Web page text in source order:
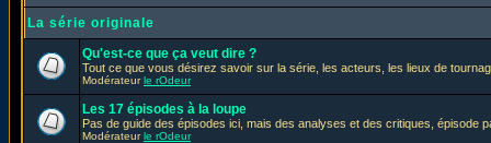
La série originale
Qu'est-ce que ça veut dire ?
Tout ce que vous désirez savoir sur la série, les acteurs, les lieux de
Modérateurle rOdeur
Les 17 épisodes à la loupe
Pas de guide des épisodes ici, mais des analyses et des critiques, épisode
Modérateurle rOdeur